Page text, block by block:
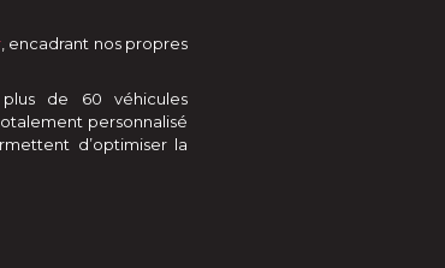
, encadrant nos propres
de 60 véhicules
personnalisé
d’optimiser la